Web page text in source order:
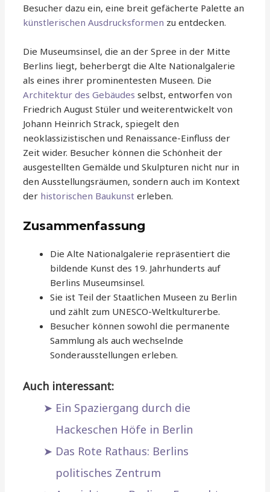
Besucher dazu ein, eine breit gefächerte Palette an
künstlerischen Ausdrucksformen zu entdecken.
Die Museumsinsel, die an der Spree in der Mitte
Berlins liegt, beherbergt die Alte Nationalgalerie
als eines ihrer prominentesten Museen. Die
Architektur des Gebäudes selbst, entworfen von
Friedrich August Stüler und weiterentwickelt von
Johann Heinrich Strack, spiegelt den
neoklassizistischen und Renaissance-Einfluss der
Zeit wider. Besucher können die Schönheit der
ausgestellten Gemälde und Skulpturen nicht nur in
den Ausstellungsräumen, sondern auch im Kontext
der historischen Baukunst erleben.
Zusammenfassung
Die Alte Nationalgalerie repräsentiert die
bildende Kunst des 19. Jahrhunderts auf
Berlins Museumsinsel.
Sie ist Teil der Staatlichen Museen zu Berlin
und zählt zum UNESCO-Weltkulturerbe.
Besucher können sowohl die permanente
Sammlung als auch wechselnde
Sonderausstellungen erleben.
Auch interessant:
Ein Spaziergang durch die
Hackeschen Höfe in Berlin
Das Rote Rathaus: Berlins
politisches Zentrum